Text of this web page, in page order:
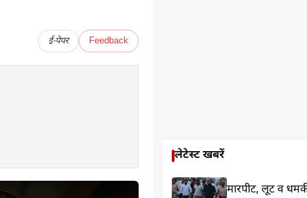
ई-पेपर Feedback
लेटेस्ट खबरें
मारपीट, लूट व